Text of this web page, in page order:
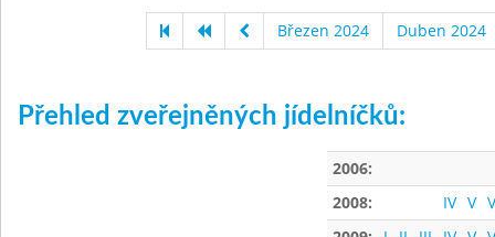
Březen 2024 Duben 2024
Přehled zveřejněných jídelníčků:
2006:
2008:
IV V